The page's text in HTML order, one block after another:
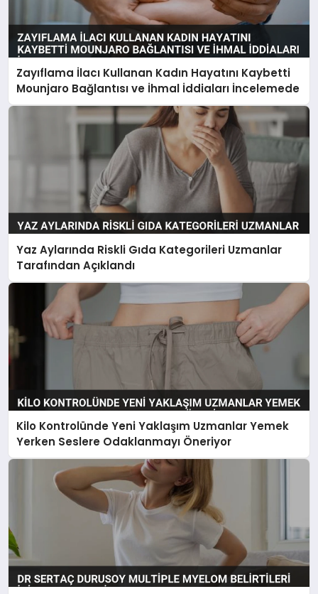
Zayıflama İlacı Kullanan Kadın Hayatını Kaybetti
Mounjaro Bağlantısı ve İhmal İddiaları İncelemede
Yaz Aylarında Riskli Gıda Kategorileri Uzmanlar
Tarafından Açıklandı
Kilo Kontrolünde Yeni Yaklaşım Uzmanlar Yemek
Yerken Seslere Odaklanmayı Öneriyor